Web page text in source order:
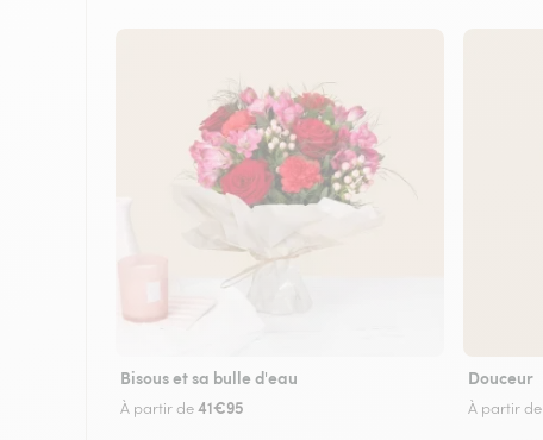
Bisous et sa bulle d'eau
À partir de41€95
Douceur
À partir de